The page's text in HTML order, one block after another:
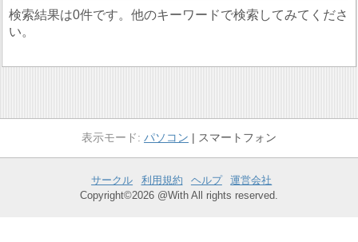
検索結果は0件です。他のキーワードで検索してみてくださ
い。
パソコン スマートフォン
サークル 利用規約 ヘルプ
運営会社
Copyright©2026 @With All rights reserved.